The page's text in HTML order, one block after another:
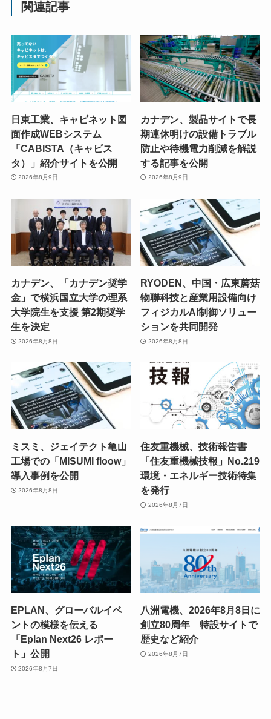
関連記事
日東工業、キャビネット図
面作成WEBシステム
「CABISTA（キャビス
タ）」紹介サイトを公開
2026年8月9日
カナデン、製品サイトで長
期連休明けの設備トラブル
防止や待機電力削減を解説
する記事を公開
2026年8月9日
カナデン、「カナデン奨学
金」で横浜国立大学の理系
大学院生を支援 第2期奨学
生を決定
2026年8月8日
RYODEN、中国・広東蘑菇
物聯科技と産業用設備向け
フィジカルAI制御ソリュー
ションを共同開発
2026年8月8日
ミスミ、ジェイテクト亀山
工場での「MISUMI floow」
導入事例を公開
2026年8月8日
住友重機械、技術報告書
「住友重機械技報」No.219
環境・エネルギー技術特集
を発行
2026年8月7日
EPLAN、グローバルイベ
ントの模様を伝える
「Eplan Next26 レポー
ト」公開
2026年8月7日
八洲電機、2026年8月8日に
創立80周年 特設サイトで
歴史など紹介
2026年8月7日